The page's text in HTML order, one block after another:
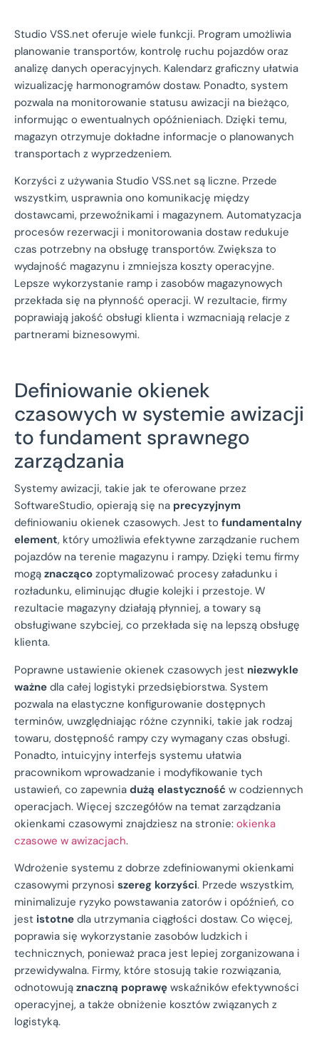
Studio VSS.net oferuje wiele funkcji. Program umożliwia
planowanie transportów, kontrolę ruchu pojazdów oraz
analizę danych operacyjnych. Kalendarz graficzny ułatwia
wizualizację harmonogramów dostaw. Ponadto, system
pozwala na monitorowanie statusu awizacji na bieżąco,
informując o ewentualnych opóźnieniach. Dzięki temu,
magazyn otrzymuje dokładne informacje o planowanych
transportach z wyprzedzeniem.
Korzyści z używania Studio VSS.net są liczne. Przede
wszystkim, usprawnia ono komunikację między
dostawcami, przewoźnikami i magazynem. Automatyzacja
procesów rezerwacji i monitorowania dostaw redukuje
czas potrzebny na obsługę transportów. Zwiększa to
wydajność magazynu i zmniejsza koszty operacyjne.
Lepsze wykorzystanie ramp i zasobów magazynowych
przekłada się na płynność operacji. W rezultacie, firmy
poprawiają jakość obsługi klienta i wzmacniają relacje z
partnerami biznesowymi.
Definiowanie okienek
czasowych w systemie awizacji
to fundament sprawnego
zarządzania
Systemy awizacji, takie jak te oferowane przez
SoftwareStudio, opierają się na precyzyjnym
definiowaniu okienek czasowych. Jest to fundamentalny
element, który umożliwia efektywne zarządzanie ruchem
pojazdów na terenie magazynu i rampy. Dzięki temu firmy
mogą znacząco zoptymalizować procesy załadunku i
rozładunku, eliminując długie kolejki i przestoje. W
rezultacie magazyny działają płynniej, a towary są
obsługiwane szybciej, co przekłada się na lepszą obsługę
klienta.
Poprawne ustawienie okienek czasowych jest niezwykle
ważne dla całej logistyki przedsiębiorstwa. System
pozwala na elastyczne konfigurowanie dostępnych
terminów, uwzględniając różne czynniki, takie jak rodzaj
towaru, dostępność rampy czy wymagany czas obsługi.
Ponadto, intuicyjny interfejs systemu ułatwia
pracownikom wprowadzanie i modyfikowanie tych
ustawień, co zapewnia dużą elastyczność w codziennych
operacjach. Więcej szczegółów na temat zarządzania
okienkami czasowymi znajdziesz na stronie: okienka
czasowe w awizacjach.
Wdrożenie systemu z dobrze zdefiniowanymi okienkami
czasowymi przynosi szereg korzyści. Przede wszystkim,
minimalizuje ryzyko powstawania zatorów i opóźnień, co
jest istotne dla utrzymania ciągłości dostaw. Co więcej,
poprawia się wykorzystanie zasobów ludzkich i
technicznych, ponieważ praca jest lepiej zorganizowana i
przewidywalna. Firmy, które stosują takie rozwiązania,
odnotowują znaczną poprawę wskaźników efektywności
operacyjnej, a także obniżenie kosztów związanych z
logistyką.